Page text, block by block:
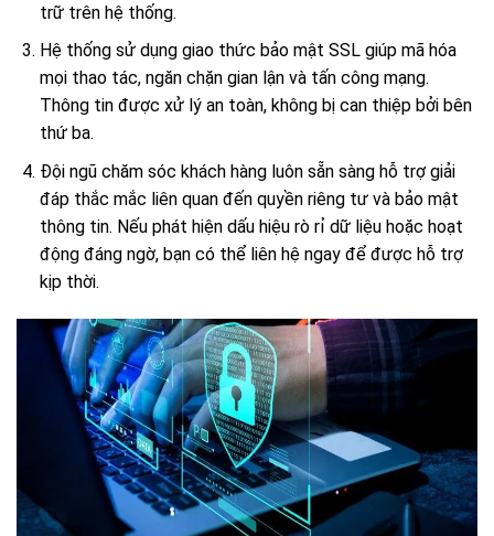
trữ trên hệ thống.
Hệ thống sử dụng giao thức bảo mật SSL giúp mã hóa
mọi thao tác, ngăn chặn gian lận và tấn công mạng.
Thông tin được xử lý an toàn, không bị can thiệp bởi bên
thứ ba.
Đội ngũ chăm sóc khách hàng luôn sẵn sàng hỗ trợ giải
đáp thắc mắc liên quan đến quyền riêng tư và bảo mật
thông tin. Nếu phát hiện dấu hiệu rò rỉ dữ liệu hoặc hoạt
động đáng ngờ, bạn có thể liên hệ ngay để được hỗ trợ
kịp thời.